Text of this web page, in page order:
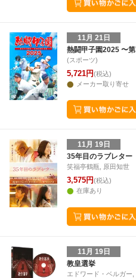
11月 21日
熱闘甲子園2025 〜
(スポーツ)
5,721円(税込)
メーカー取り寄せ
11月 19日
35年目のラブレター
笑福亭鶴瓶, 原田知世
3,575円(税込)
在庫あり
11月 19日
教皇選挙
エドワード・ベルガー